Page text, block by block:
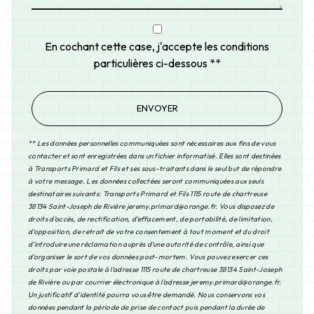
En cochant cette case, j'accepte les conditions
particulières ci-dessous **
ENVOYER
** Les données personnelles communiquées sont nécessaires aux fins de vous
contacter et sont enregistrées dans un fichier informatisé. Elles sont destinées
à Transports Primard et Fils et ses sous-traitants dans le seul but de répondre
à votre message. Les données collectées seront communiquées aux seuls
destinataires suivants: Transports Primard et Fils 1115 route de chartreuse
38134 Saint-Joseph de Rivière jeremy.primard@orange.fr. Vous disposez de
droits d’accès, de rectification, d’effacement, de portabilité, de limitation,
d’opposition, de retrait de votre consentement à tout moment et du droit
d’introduire une réclamation auprès d’une autorité de contrôle, ainsi que
d’organiser le sort de vos données post-mortem. Vous pouvez exercer ces
droits par voie postale à l'adresse 1115 route de chartreuse 38134 Saint-Joseph
de Rivière ou par courrier électronique à l'adresse jeremy.primard@orange.fr.
Un justificatif d'identité pourra vous être demandé. Nous conservons vos
données pendant la période de prise de contact puis pendant la durée de